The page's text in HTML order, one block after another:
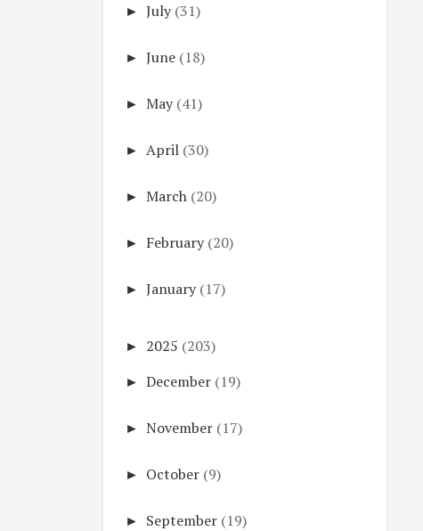
► July (31)
► June (18)
► May (41)
► April (30)
► March (20)
► February (20)
► January (17)
► 2025 (203)
► December (19)
► November (17)
► October (9)
► September (19)